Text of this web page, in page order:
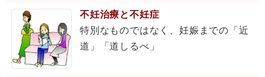
不妊治療と不妊症
特別なものではなく、妊娠までの「近
道」「道しるべ」